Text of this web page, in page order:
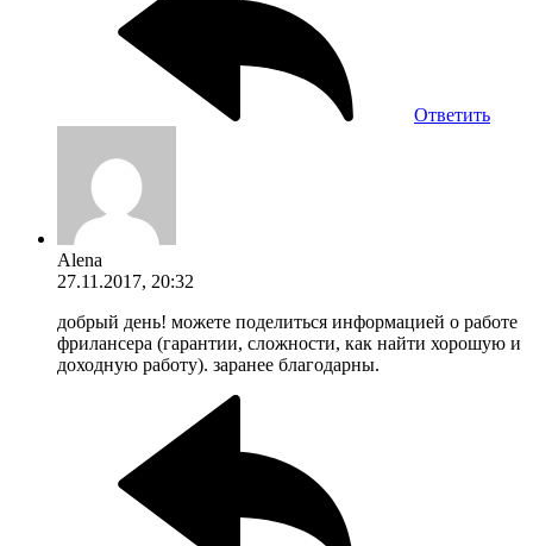
Ответить
Alena
27.11.2017, 20:32
добрый день! можете поделиться информацией о работе
фрилансера (гарантии, сложности, как найти хорошую и
доходную работу). заранее благодарны.